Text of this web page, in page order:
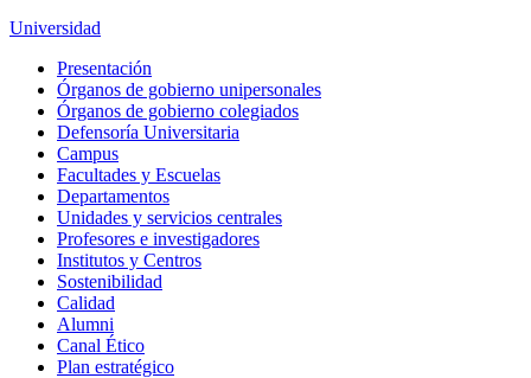
Universidad
Presentación
Órganos de gobierno unipersonales
Órganos de gobierno colegiados
Defensoría Universitaria
Campus
Facultades y Escuelas
Departamentos
Unidades y servicios centrales
Profesores e investigadores
Institutos y Centros
Sostenibilidad
Calidad
Alumni
Canal Ético
Plan estratégico